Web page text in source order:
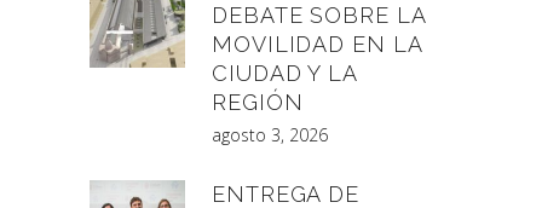
DEBATE SOBRE LA
MOVILIDAD EN LA
CIUDAD Y LA
REGIÓN
agosto 3, 2026
ENTREGA DE